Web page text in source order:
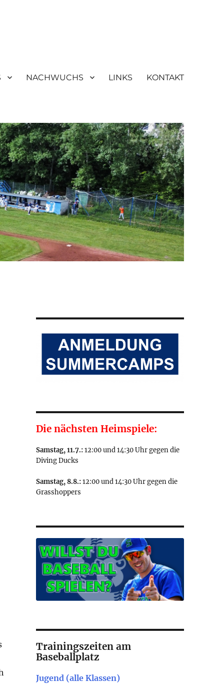
NACHWUCHS LINKS KONTAKT
Die nächsten Heimspiele:
Samstag, 11.7.:12:00 und 14:30 Uhr gegen die
Diving Ducks
Samstag, 8.8.:12:00 und 14:30 Uhr gegen die
Grasshoppers
Trainingszeiten am
Baseballplatz
Jugend (alle Klassen)